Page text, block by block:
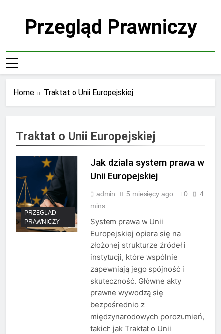
Przegląd Prawniczy
Home Traktat o Unii Europejskiej
Traktat o Unii Europejskiej
PRZEGLĄD-
PRAWNICZY
Jak działa system prawa w
Unii Europejskiej
admin 5 miesięcy ago 0
4
mins
System prawa w Unii
Europejskiej opiera się na
złożonej strukturze źródeł i
instytucji, które wspólnie
zapewniają jego spójność i
skuteczność. Główne akty
prawne wywodzą się
bezpośrednio z
międzynarodowych porozumień,
takich jak Traktat o Unii